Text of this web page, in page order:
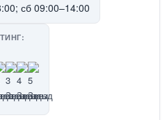
сб 09:00–14:00